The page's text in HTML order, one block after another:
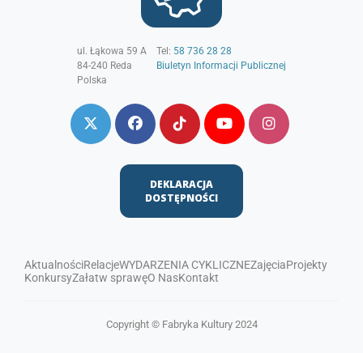
ul. Łąkowa 59 A
84-240 Reda
Polska
Tel: 58 736 28 28
Biuletyn Informacji Publicznej
DEKLARACJA
DOSTĘPNOŚCI
AktualnościRelacjeWYDARZENIA CYKLICZNEZajęciaProjekty
KonkursyZałatw sprawęO NasKontakt
Copyright © Fabryka Kultury 2024